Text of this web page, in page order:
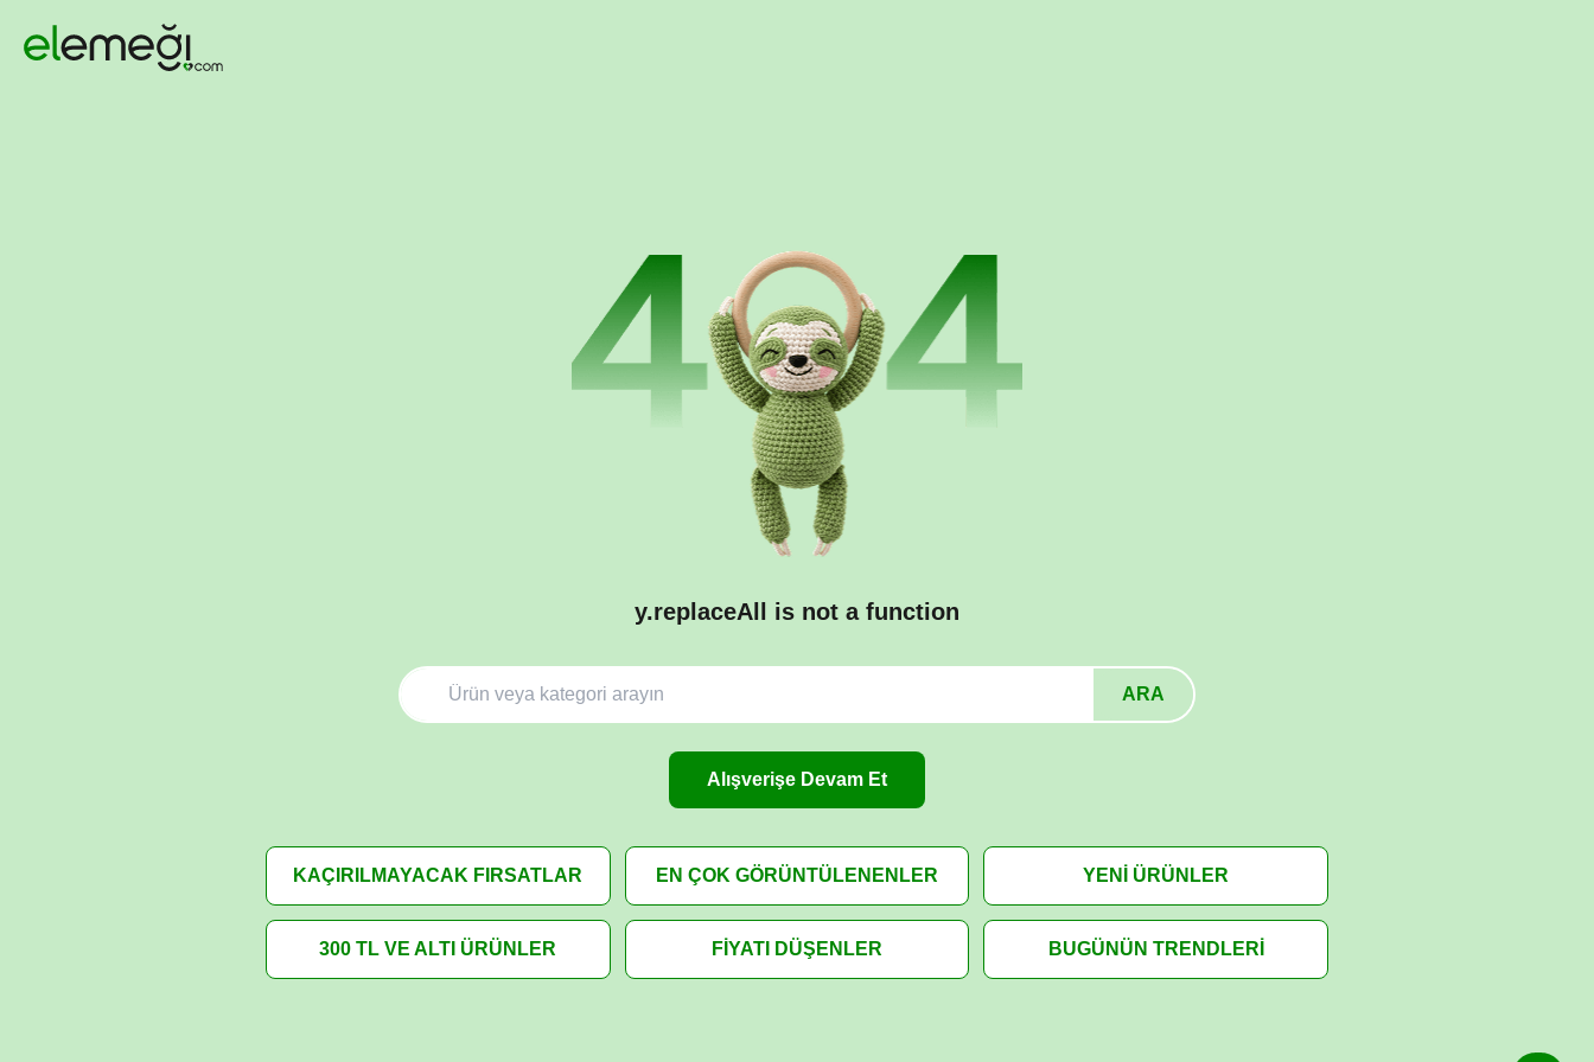
y.replaceAll is not a function
ARA
Alışverişe Devam Et
KAÇIRILMAYACAK FIRSATLAR EN ÇOK GÖRÜNTÜLENENLER YENİ ÜRÜNLER
300 TL VE ALTI ÜRÜNLER FİYATI DÜŞENLER BUGÜNÜN TRENDLERİ